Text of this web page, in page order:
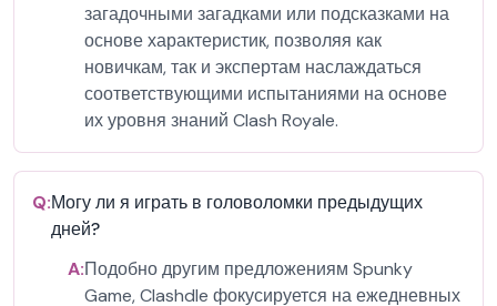
загадочными загадками или подсказками на
основе характеристик, позволяя как
новичкам, так и экспертам наслаждаться
соответствующими испытаниями на основе
их уровня знаний Clash Royale.
Q:Могу ли я играть в головоломки предыдущих
дней?
A:Подобно другим предложениям Spunky
Game, Clashdle фокусируется на ежедневных